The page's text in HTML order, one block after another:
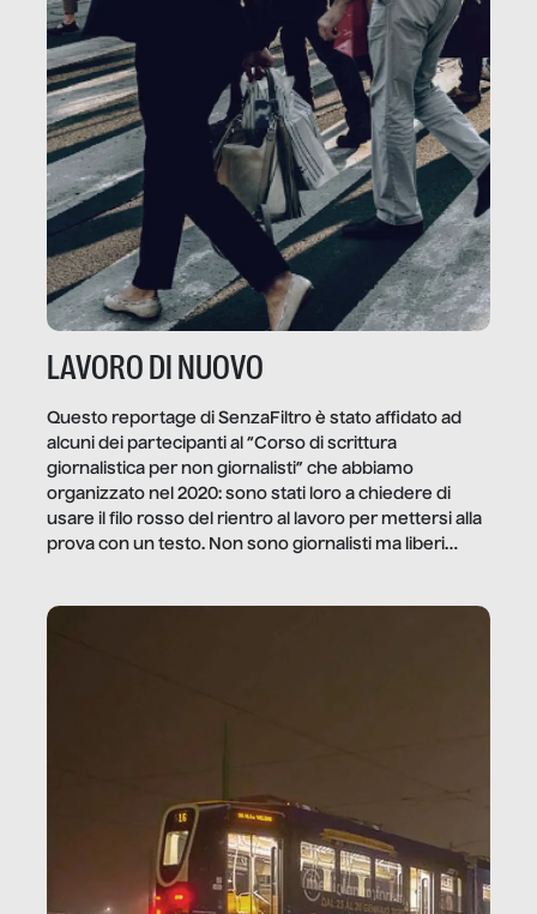
LAVORO DI NUOVO
Questo reportage di SenzaFiltro è stato affidato ad
alcuni dei partecipanti al “Corso di scrittura
giornalistica per non giornalisti” che abbiamo
organizzato nel 2020: sono stati loro a chiedere di
usare il filo rosso del rientro al lavoro per mettersi alla
prova con un testo. Non sono giornalisti ma liberi